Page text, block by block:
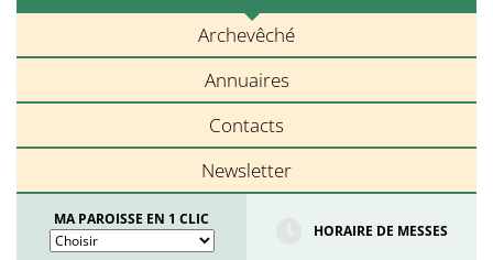
Archevêché
Annuaires
Contacts
Newsletter
MA PAROISSE EN 1 CLIC
HORAIRE DE MESSES